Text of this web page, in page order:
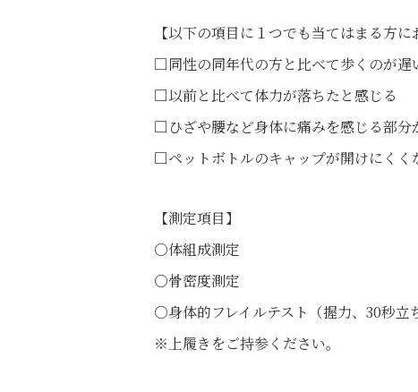
【以下の項目に１つでも当てはまる方に
□同性の同年代の方と比べて歩くのが遅
□以前と比べて体力が落ちたと感じる
□ひざや腰など身体に痛みを感じる部分
□ペットボトルのキャップが開けにくく
【測定項目】
○体組成測定
○骨密度測定
○身体的フレイルテスト（握力、30秒
※上履きをご持参ください。